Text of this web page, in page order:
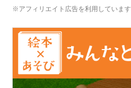
※アフィリエイト広告を利用しています